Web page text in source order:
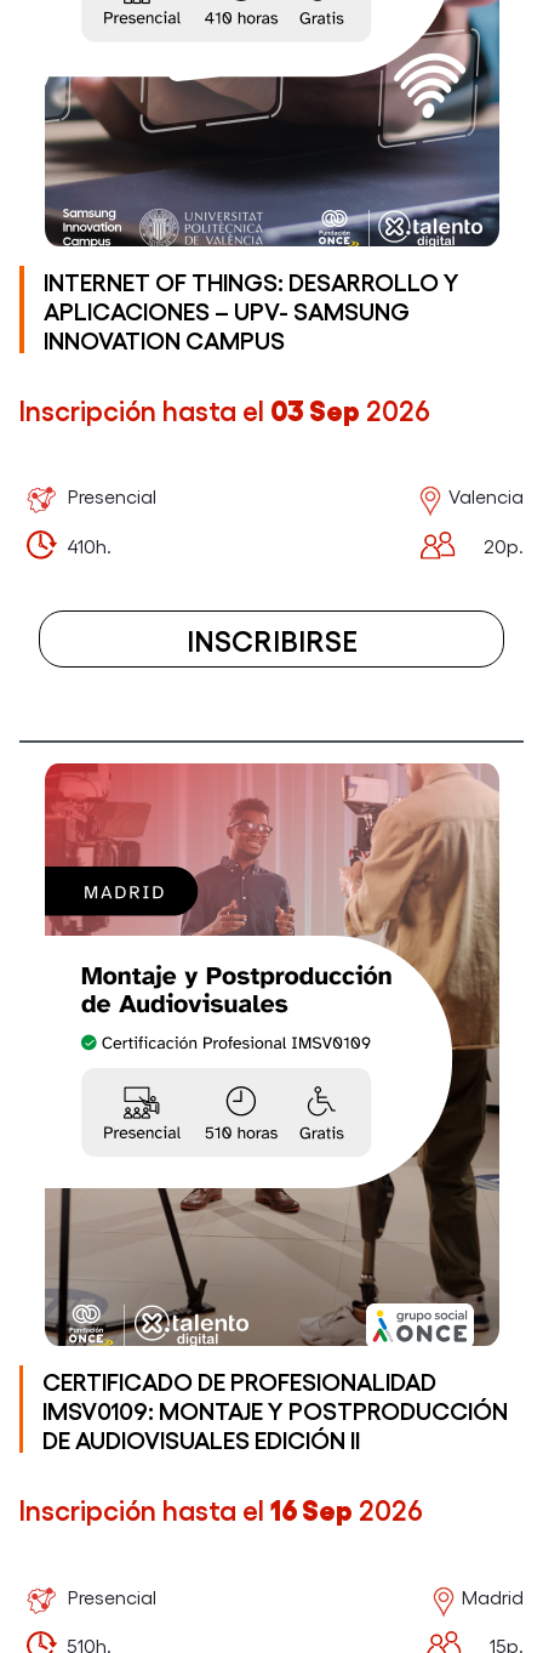
INTERNET OF THINGS: DESARROLLO Y
APLICACIONES – UPV- SAMSUNG
INNOVATION CAMPUS
Inscripción hasta el 03 Sep 2026
Presencial Valencia
410h. 20p.
INSCRIBIRSE
A
CURSO
INTERNET
OF
THINGS:
Y
–
SAMSUNG
INNOVATION
CAMPUS
CERTIFICADO DE PROFESIONALIDAD
IMSV0109: MONTAJE Y POSTPRODUCCIÓN
DE AUDIOVISUALES EDICIÓN II
Inscripción hasta el 16 Sep 2026
Presencial Madrid
510h. 15p.